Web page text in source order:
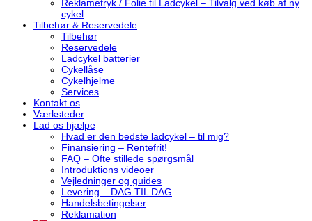
Reklametryk / Folie til Ladcykel – Tilvalg ved køb af ny
cykel
Tilbehør & Reservedele
Tilbehør
Reservedele
Ladcykel batterier
Cykellåse
Cykelhjelme
Services
Kontakt os
Værksteder
Lad os hjælpe
Hvad er den bedste ladcykel – til mig?
Finansiering – Rentefrit!
FAQ – Ofte stillede spørgsmål
Introduktions videoer
Vejledninger og guides
Levering – DAG TIL DAG
Handelsbetingelser
Reklamation